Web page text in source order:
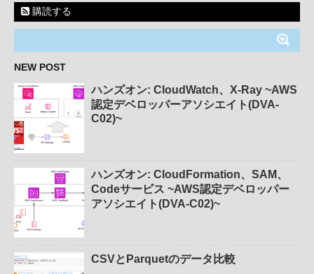
購読する
NEW POST
ハンズオン: CloudWatch、X-Ray ~AWS
認定デベロッパーアソシエイト(DVA-
C02)~
ハンズオン: CloudFormation、SAM、
Codeサービス ~AWS認定デベロッパー
アソシエイト(DVA-C02)~
CSVとParquetのデータ比較